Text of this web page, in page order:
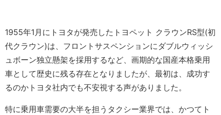
1955年1月にトヨタが発売したトヨペット クラウンRS型(初
代クラウン)は、フロントサスペンションにダブルウィッシ
ュボーン独立懸架を採用するなど、画期的な国産本格乗用
車として歴史に残る存在となりましたが、最初は、成功す
るのかトヨタ社内でも不安視する声がありました。
特に乗用車需要の大半を担うタクシー業界では、かつてト